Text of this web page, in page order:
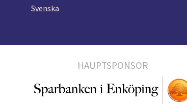
Svenska
HAUPTSPONSOR